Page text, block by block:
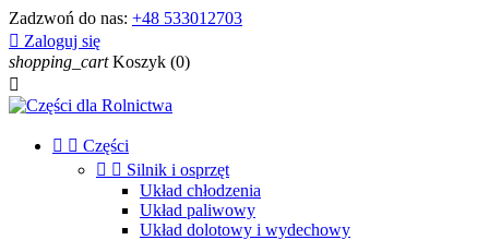
Zadzwoń do nas: +48 533012703
 Zaloguj się
shopping_cart Koszyk (0)

  Części
  Silnik i osprzęt
Układ chłodzenia
Układ paliwowy
Układ dolotowy i wydechowy